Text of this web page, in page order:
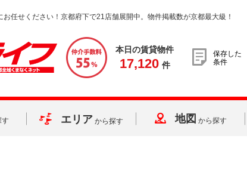
任せください！京都府下で21店舗展開中。物件掲載数が京都最大級！
本日の賃貸物件
17,120 件
保存した
条件
す エリア から探す 地図 から探す